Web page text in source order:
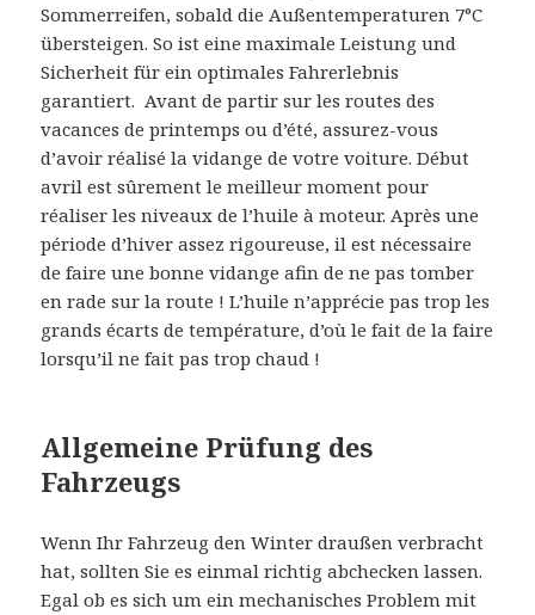
Sommerreifen, sobald die Außentemperaturen 7°C
übersteigen. So ist eine maximale Leistung und
Sicherheit für ein optimales Fahrerlebnis
garantiert. Avant de partir sur les routes des
vacances de printemps ou d’été, assurez-vous
d’avoir réalisé la vidange de votre voiture. Début
avril est sûrement le meilleur moment pour
réaliser les niveaux de l’huile à moteur. Après une
période d’hiver assez rigoureuse, il est nécessaire
de faire une bonne vidange afin de ne pas tomber
en rade sur la route ! L’huile n’apprécie pas trop les
grands écarts de température, d’où le fait de la faire
lorsqu’il ne fait pas trop chaud !
Allgemeine Prüfung des
Fahrzeugs
Wenn Ihr Fahrzeug den Winter draußen verbracht
hat, sollten Sie es einmal richtig abchecken lassen.
Egal ob es sich um ein mechanisches Problem mit